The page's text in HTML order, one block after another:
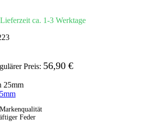
ca. 1-3 Werktage
Preis: 56,90 €
Feder